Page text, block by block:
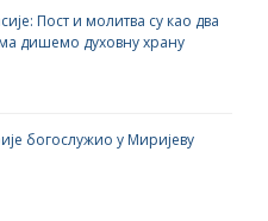
Пост и молитва су као два
дишемо духовну храну
богослужио у Миријеву